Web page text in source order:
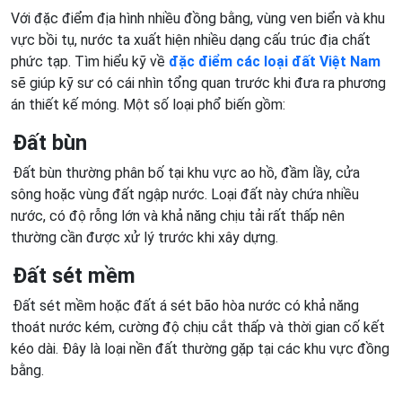
Với đặc điểm địa hình nhiều đồng bằng, vùng ven biển và khu
vực bồi tụ, nước ta xuất hiện nhiều dạng cấu trúc địa chất
phức tạp. Tìm hiểu kỹ về đặc điểm các loại đất Việt Nam
sẽ giúp kỹ sư có cái nhìn tổng quan trước khi đưa ra phương
án thiết kế móng. Một số loại phổ biến gồm:
Đất bùn
Đất bùn thường phân bố tại khu vực ao hồ, đầm lầy, cửa
sông hoặc vùng đất ngập nước. Loại đất này chứa nhiều
nước, có độ rỗng lớn và khả năng chịu tải rất thấp nên
thường cần được xử lý trước khi xây dựng.
Đất sét mềm
Đất sét mềm hoặc đất á sét bão hòa nước có khả năng
thoát nước kém, cường độ chịu cắt thấp và thời gian cố kết
kéo dài. Đây là loại nền đất thường gặp tại các khu vực đồng
bằng.